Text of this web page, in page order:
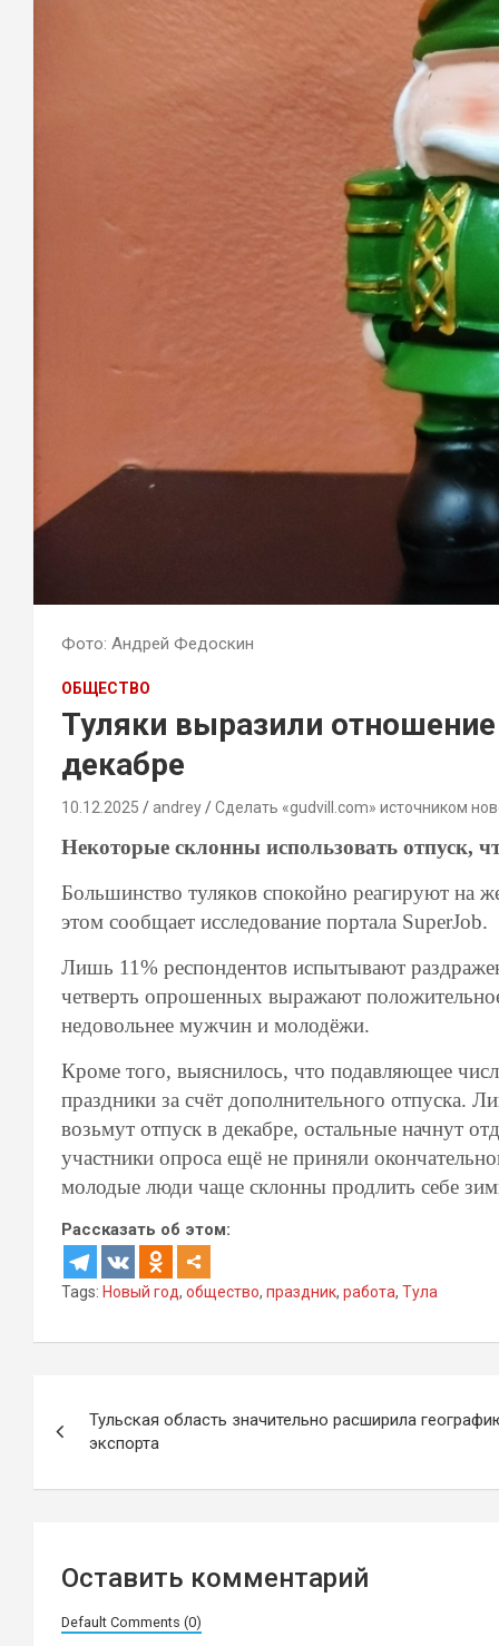
Фото: Андрей Федоскин
ОБЩЕСТВО
Туляки выразили
декабре
10.12.2025 andrey Сделать «gudvill.com» источником
Некоторые склонны использовать отпуск,
Большинство туляков спокойно реагируют на
этом сообщает исследование портала SuperJob.
Лишь 11% респондентов испытывают
четверть опрошенных выражают
недовольнее мужчин и молодёжи.
Кроме того, выяснилось, что подавляющее
праздники за счёт дополнительного отпуска.
возьмут отпуск в декабре, остальные начнут
участники опроса ещё не приняли
молодые люди чаще склонны продлить себе
Рассказать об этом:
Tags: Новый год, общество, праздник, работа, Тула
по
записям
Тульская область значительно расширила
экспорта
Оставить комментарий
Default Comments (0)